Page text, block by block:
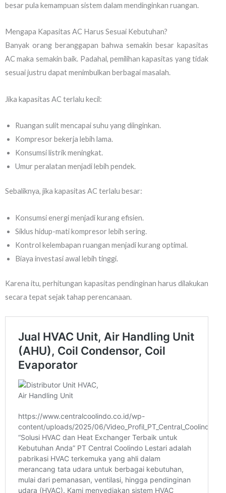
besar pula kemampuan sistem dalam mendinginkan ruangan.
Mengapa Kapasitas AC Harus Sesuai Kebutuhan?
Banyak orang beranggapan bahwa semakin besar kapasitas
AC maka semakin baik. Padahal, pemilihan kapasitas yang tidak
sesuai justru dapat menimbulkan berbagai masalah.
Jika kapasitas AC terlalu kecil:
Ruangan sulit mencapai suhu yang diinginkan.
Kompresor bekerja lebih lama.
Konsumsi listrik meningkat.
Umur peralatan menjadi lebih pendek.
Sebaliknya, jika kapasitas AC terlalu besar:
Konsumsi energi menjadi kurang efisien.
Siklus hidup-mati kompresor lebih sering.
Kontrol kelembapan ruangan menjadi kurang optimal.
Biaya investasi awal lebih tinggi.
Karena itu, perhitungan kapasitas pendinginan harus dilakukan
secara tepat sejak tahap perencanaan.